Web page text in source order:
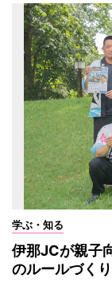
学ぶ・知る
伊那JCが親子
のルールづく